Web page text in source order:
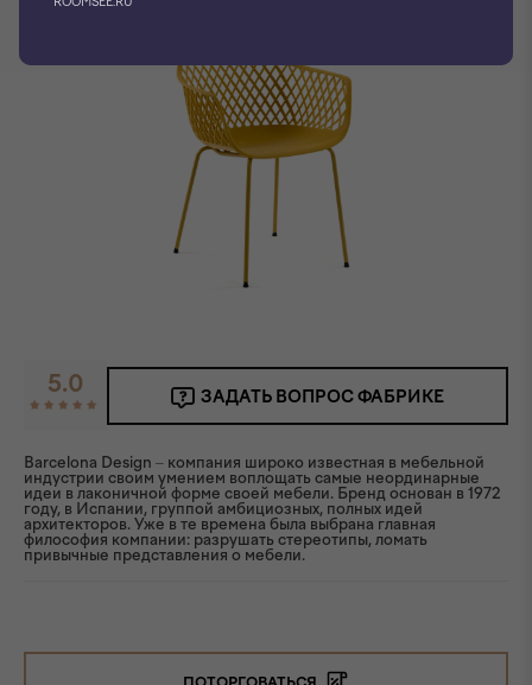
5.0 ЗАДАТЬ ВОПРОС ФАБРИКЕ
Barcelona Design – компания широко известная в мебельной
индустрии своим умением воплощать самые неординарные
идеи в лаконичной форме своей мебели. Бренд основан в 1972
году, в Испании, группой амбициозных, полных идей
архитекторов. Уже в те времена была выбрана главная
философия компании: разрушать стереотипы, ломать
привычные представления о мебели.